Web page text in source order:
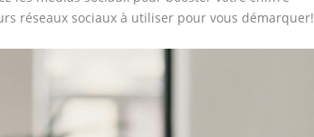
réseaux sociaux à utiliser pour vous démarquer!